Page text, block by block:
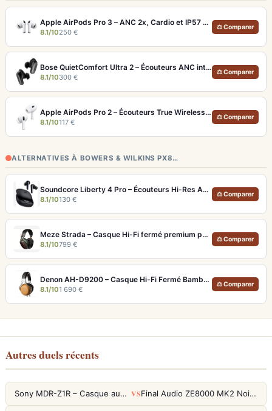
Apple AirPods Pro 3 – ANC 2x, Cardio et IP57 pour Écosystème iOS
8.1/10250 €
⚖ Comparer
Bose QuietComfort Ultra 2 – Écouteurs ANC intra-auriculaires avec son immersif
8.1/10300 €
⚖ Comparer
Apple AirPods Pro 2 – Écouteurs True Wireless ANC USB-C Blancs
8.1/10117 €
⚖ Comparer
ALTERNATIVES À BOWERS & WILKINS PX8…
Soundcore Liberty 4 Pro – Écouteurs Hi-Res ANC 7 Capteurs et Fast Charge
8.1/10130 €
⚖ Comparer
Meze Strada – Casque Hi-Fi fermé premium pour écoute immersive
8.1/10799 €
⚖ Comparer
Denon AH-D9200 – Casque Hi-Fi Fermé Bambou FreeEdge Portable
8.1/101 690 €
⚖ Comparer
Autres duels récents
Sony MDR-Z1R – Casque audiophile fermé haute résolution VS Final Audio ZE8000 MK2 Noir – Écouteurs True Wireless audiophiles 8K Sound